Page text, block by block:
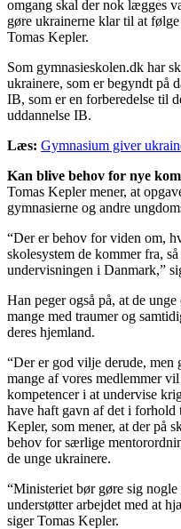
omgang skal der nok lægges
gøre ukrainerne klar til at
Tomas Kepler.
Som gymnasieskolen.dk har
ukrainere, som er begyndt på
IB, som er en forberedelse til
uddannelse IB.
Læs: Gymnasium giver
Kan blive behov for nye
Tomas Kepler mener, at
gymnasierne og andre
“Der er behov for viden om,
skolesystem de kommer fra,
undervisningen i Danmark,”
Han peger også på, at de
mange med traumer og
deres hjemland.
“Der er god vilje derude, men
mange af vores medlemmer
kompetencer i at undervise
have haft gavn af det i
Kepler, som mener, at der på
behov for særlige
de unge ukrainere.
“Ministeriet bør gøre sig
understøtter arbejdet med at
siger Tomas Kepler.